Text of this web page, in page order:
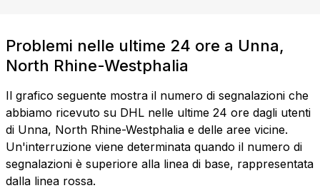
Problemi nelle ultime 24 ore a Unna,
North Rhine-Westphalia
Il grafico seguente mostra il numero di segnalazioni che
abbiamo ricevuto su DHL nelle ultime 24 ore dagli utenti
di Unna, North Rhine-Westphalia e delle aree vicine.
Un'interruzione viene determinata quando il numero di
segnalazioni è superiore alla linea di base, rappresentata
dalla linea rossa.